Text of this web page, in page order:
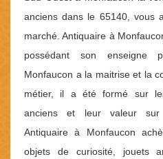
anciens dans le 65140, vous
marché. Antiquaire à
possédant son enseigne
Monfaucon a la maitrise et la
métier, il a été formé sur
anciens et leur valeur sur
Antiquaire à Monfaucon
objets de curiosité, jouets